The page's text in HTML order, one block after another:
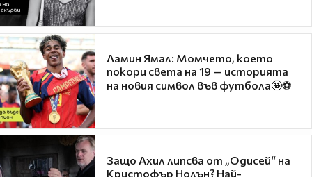
Ламин Ямал: Момчето, което
покори света на 19 — историята
на новия символ във футбола🤩⚽
Защо Ахил липсва от „Одисей“ на
Кристофър Нолън? Най-